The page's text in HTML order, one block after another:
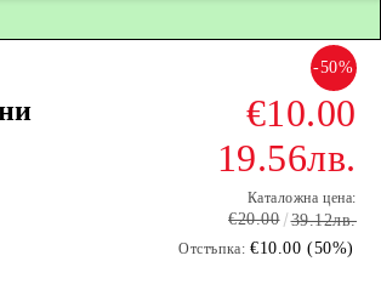
-50%
€10.00
19.56лв.
Каталожна цена:
€20.00 39.12лв.
Отстъпка: €10.00 (50%)